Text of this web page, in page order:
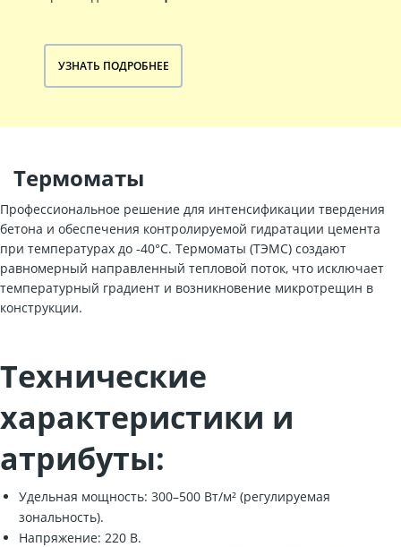
УЗНАТЬ ПОДРОБНЕЕ
Термоматы
Профессиональное решение для интенсификации твердения
бетона и обеспечения контролируемой гидратации цемента
при температурах до -40°C. Термоматы (ТЭМС) создают
равномерный направленный тепловой поток, что исключает
температурный градиент и возникновение микротрещин в
конструкции.
Технические
характеристики и
атрибуты:
Удельная мощность: 300–500 Вт/м² (регулируемая
зональность).
Напряжение: 220 В.